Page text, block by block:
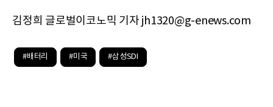
김정희 글로벌이코노믹 기자 jh1320@g-enews.com
#배터리 #미국 #삼성SDI